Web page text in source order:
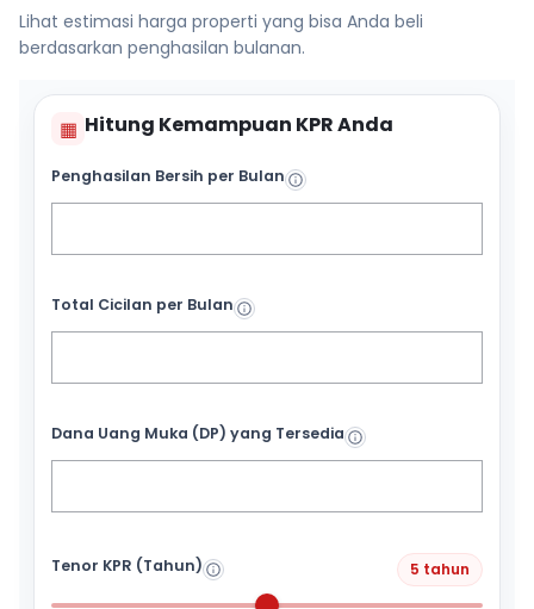
Lihat estimasi harga properti yang bisa Anda beli
berdasarkan penghasilan bulanan.
▦ Hitung Kemampuan KPR Anda
Penghasilan Bersih per Bulan
Total Cicilan per Bulan
Dana Uang Muka (DP) yang Tersedia
Tenor KPR (Tahun) 5 tahun